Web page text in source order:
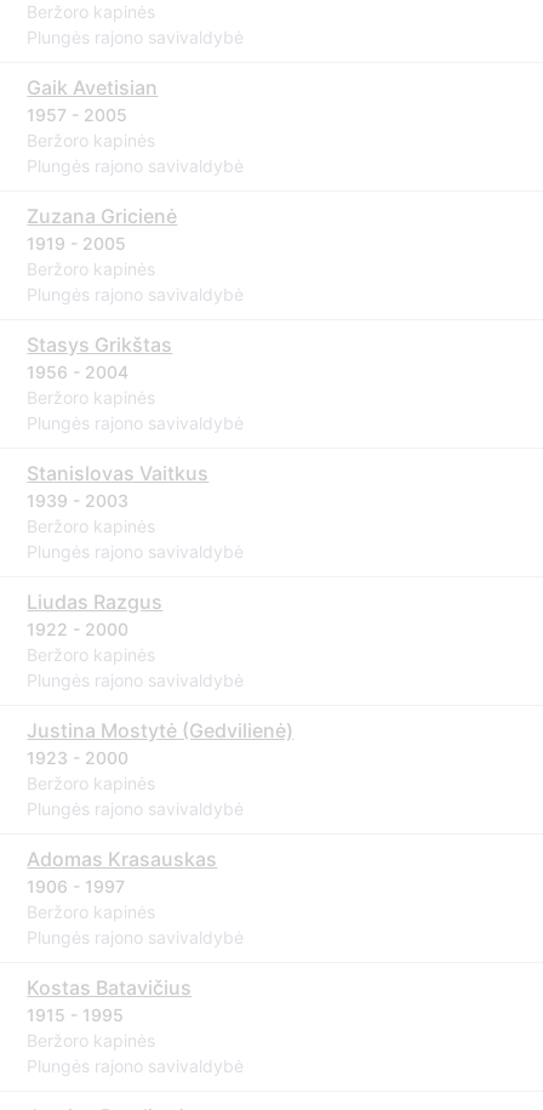
Beržoro kapinės
Plungės rajono savivaldybė
Gaik Avetisian
1957 - 2005
Beržoro kapinės
Plungės rajono savivaldybė
Zuzana Gricienė
1919 - 2005
Beržoro kapinės
Plungės rajono savivaldybė
Stasys Grikštas
1956 - 2004
Beržoro kapinės
Plungės rajono savivaldybė
Stanislovas Vaitkus
1939 - 2003
Beržoro kapinės
Plungės rajono savivaldybė
Liudas Razgus
1922 - 2000
Beržoro kapinės
Plungės rajono savivaldybė
Justina Mostytė (Gedvilienė)
1923 - 2000
Beržoro kapinės
Plungės rajono savivaldybė
Adomas Krasauskas
1906 - 1997
Beržoro kapinės
Plungės rajono savivaldybė
Kostas Batavičius
1915 - 1995
Beržoro kapinės
Plungės rajono savivaldybė